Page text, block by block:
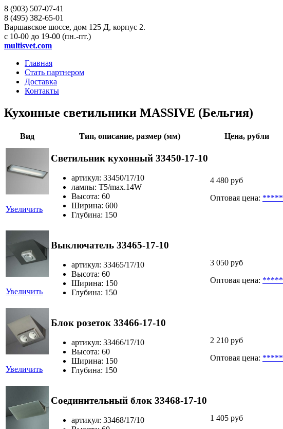
8 (903) 507-07-41
8 (495) 382-65-01
Варшавское шоссе, дом 125 Д, корпус 2.
с 10-00 до 19-00 (пн.-пт.)
multisvet.com
Главная
Стать партнером
Доставка
Контакты
Кухонные светильники MASSIVE (Бельгия)
Вид Тип, описание, размер (мм) Цена, рубли
Увеличить
Светильник кухонный 33450-17-10
артикул: 33450/17/10
лампы: T5/max.14W
Высота: 60
Ширина: 600
Глубина: 150
4 480 руб
Оптовая цена: *****
Увеличить
Выключатель 33465-17-10
артикул: 33465/17/10
Высота: 60
Ширина: 150
Глубина: 150
3 050 руб
Оптовая цена: *****
Увеличить
Блок розеток 33466-17-10
артикул: 33466/17/10
Высота: 60
Ширина: 150
Глубина: 150
2 210 руб
Оптовая цена: *****
Соединительный блок 33468-17-10
артикул: 33468/17/10
1 405 руб